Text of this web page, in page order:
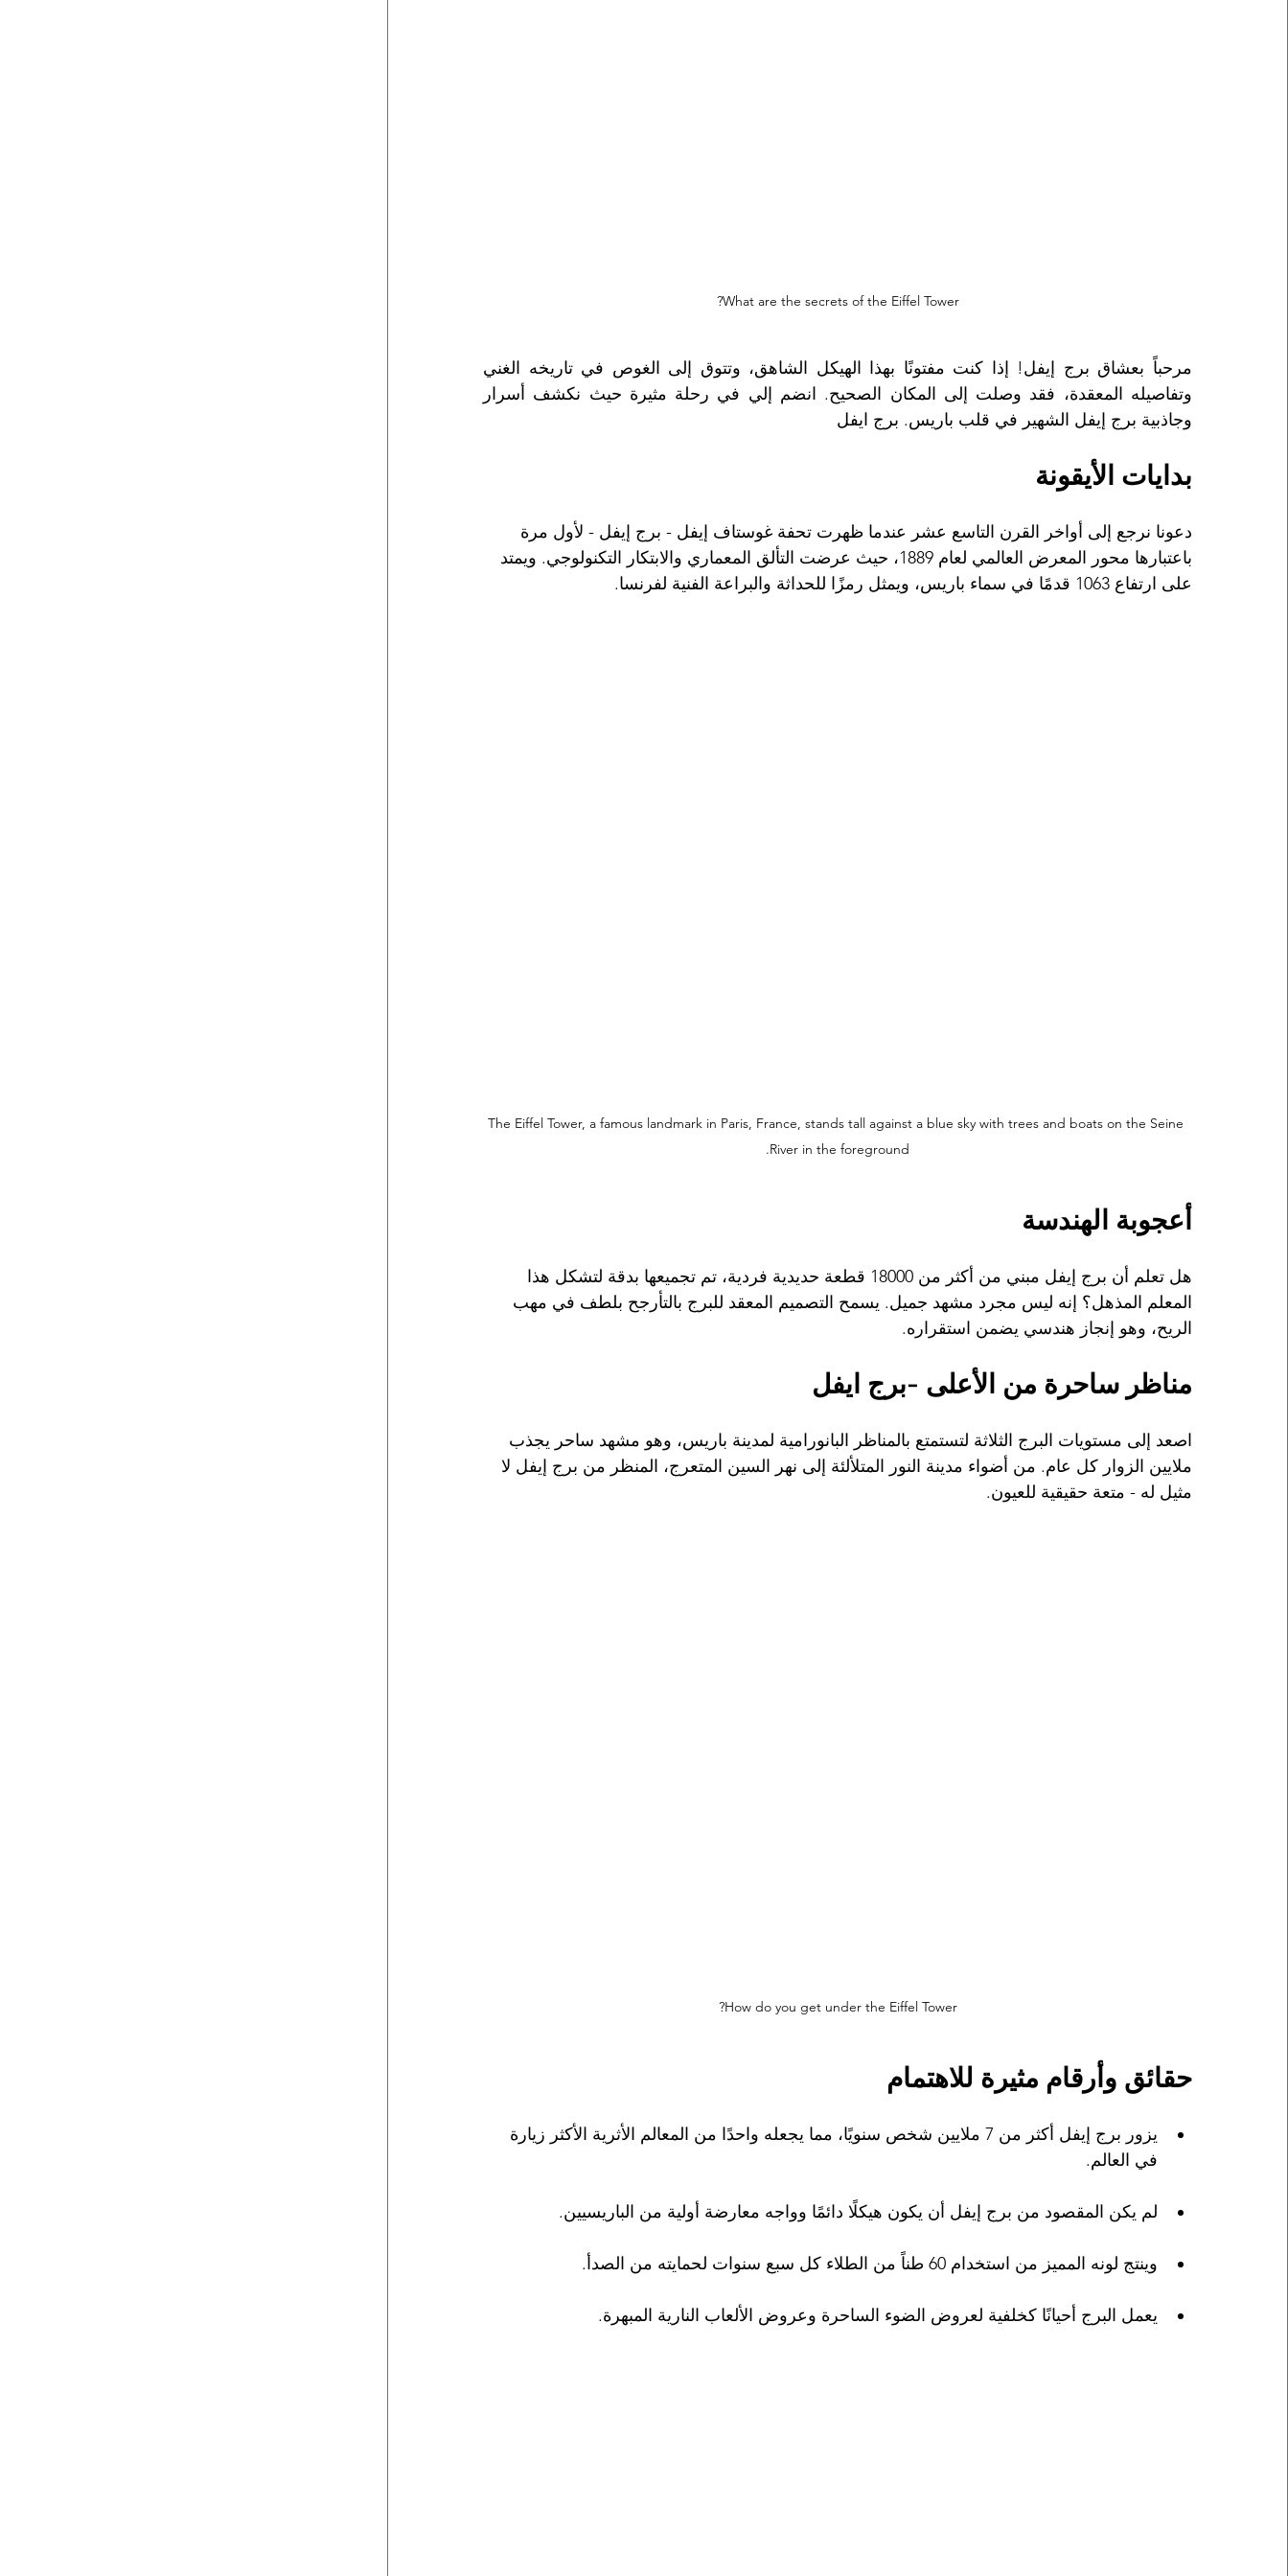
What are the secrets of the Eiffel Tower?
وجاذبية برج إيفل الشهير في قلب باريس. برج ايفل
بدايات الأيقونة
دعونا نرجع إلى أواخر القرن التاسع عشر عندما ظهرت تحفة غوستاف إيفل - برج إيفل - لأول مرة
باعتبارها محور المعرض العالمي لعام 1889، حيث عرضت التألق المعماري والابتكار التكنولوجي. ويمتد
على ارتفاع 1063 قدمًا في سماء باريس، ويمثل رمزًا للحداثة والبراعة الفنية لفرنسا.
The Eiffel Tower, a famous landmark in Paris, France, stands tall against a blue sky with trees and boats on the Seine
River in the foreground.
أعجوبة الهندسة
هل تعلم أن برج إيفل مبني من أكثر من 18000 قطعة حديدية فردية، تم تجميعها بدقة لتشكل هذا
المعلم المذهل؟ إنه ليس مجرد مشهد جميل. يسمح التصميم المعقد للبرج بالتأرجح بلطف في مهب
الريح، وهو إنجاز هندسي يضمن استقراره.
مناظر ساحرة من الأعلى -برج ايفل
اصعد إلى مستويات البرج الثلاثة لتستمتع بالمناظر البانورامية لمدينة باريس، وهو مشهد ساحر يجذب
ملايين الزوار كل عام. من أضواء مدينة النور المتلألئة إلى نهر السين المتعرج، المنظر من برج إيفل لا
مثيل له - متعة حقيقية للعيون.
How do you get under the Eiffel Tower?
حقائق وأرقام مثيرة للاهتمام
يزور برج إيفل أكثر من 7 ملايين شخص سنويًا، مما يجعله واحدًا من المعالم الأثرية الأكثر زيارة
في العالم.
لم يكن المقصود من برج إيفل أن يكون هيكلًا دائمًا وواجه معارضة أولية من الباريسيين.
وينتج لونه المميز من استخدام 60 طناً من الطلاء كل سبع سنوات لحمايته من الصدأ.
يعمل البرج أحيانًا كخلفية لعروض الضوء الساحرة وعروض الألعاب النارية المبهرة.